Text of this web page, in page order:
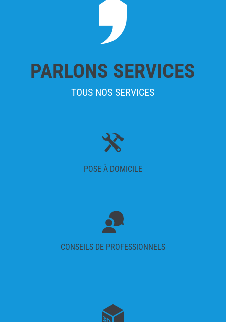
PARLONS SERVICES
TOUS NOS SERVICES
POSE À DOMICILE
CONSEILS DE PROFESSIONNELS